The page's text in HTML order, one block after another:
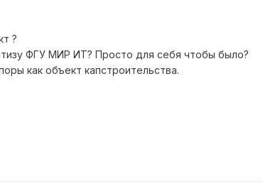
?
ФГУ МИР ИТ? Просто для себя чтобы было?
как объект капстроительства.